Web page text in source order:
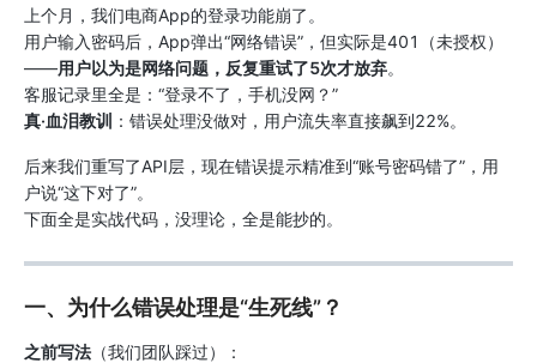
上个月，我们电商App的登录功能崩了。
用户输入密码后，App弹出“网络错误”，但实际是401（未授权）
——用户以为是网络问题，反复重试了5次才放弃。
客服记录里全是：“登录不了，手机没网？”
真·血泪教训 ：错误处理没做对，用户流失率直接飙到22%。
后来我们重写了API层，现在错误提示精准到“账号密码错了”，用
户说“这下对了”。
下面全是实战代码，没理论，全是能抄的。
一、为什么错误处理是“生死线”？
之前写法 （我们团队踩过）：